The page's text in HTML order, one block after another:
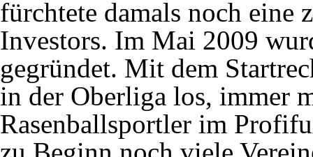
fürchtete damals noch eine
Investors. Im Mai 2009
gegründet. Mit dem
in der Oberliga los, immer
Rasenballsportler im